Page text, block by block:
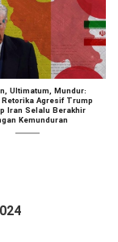
Ultimatum, Mundur:
Agresif Trump
Iran Selalu Berakhir
Kemunduran